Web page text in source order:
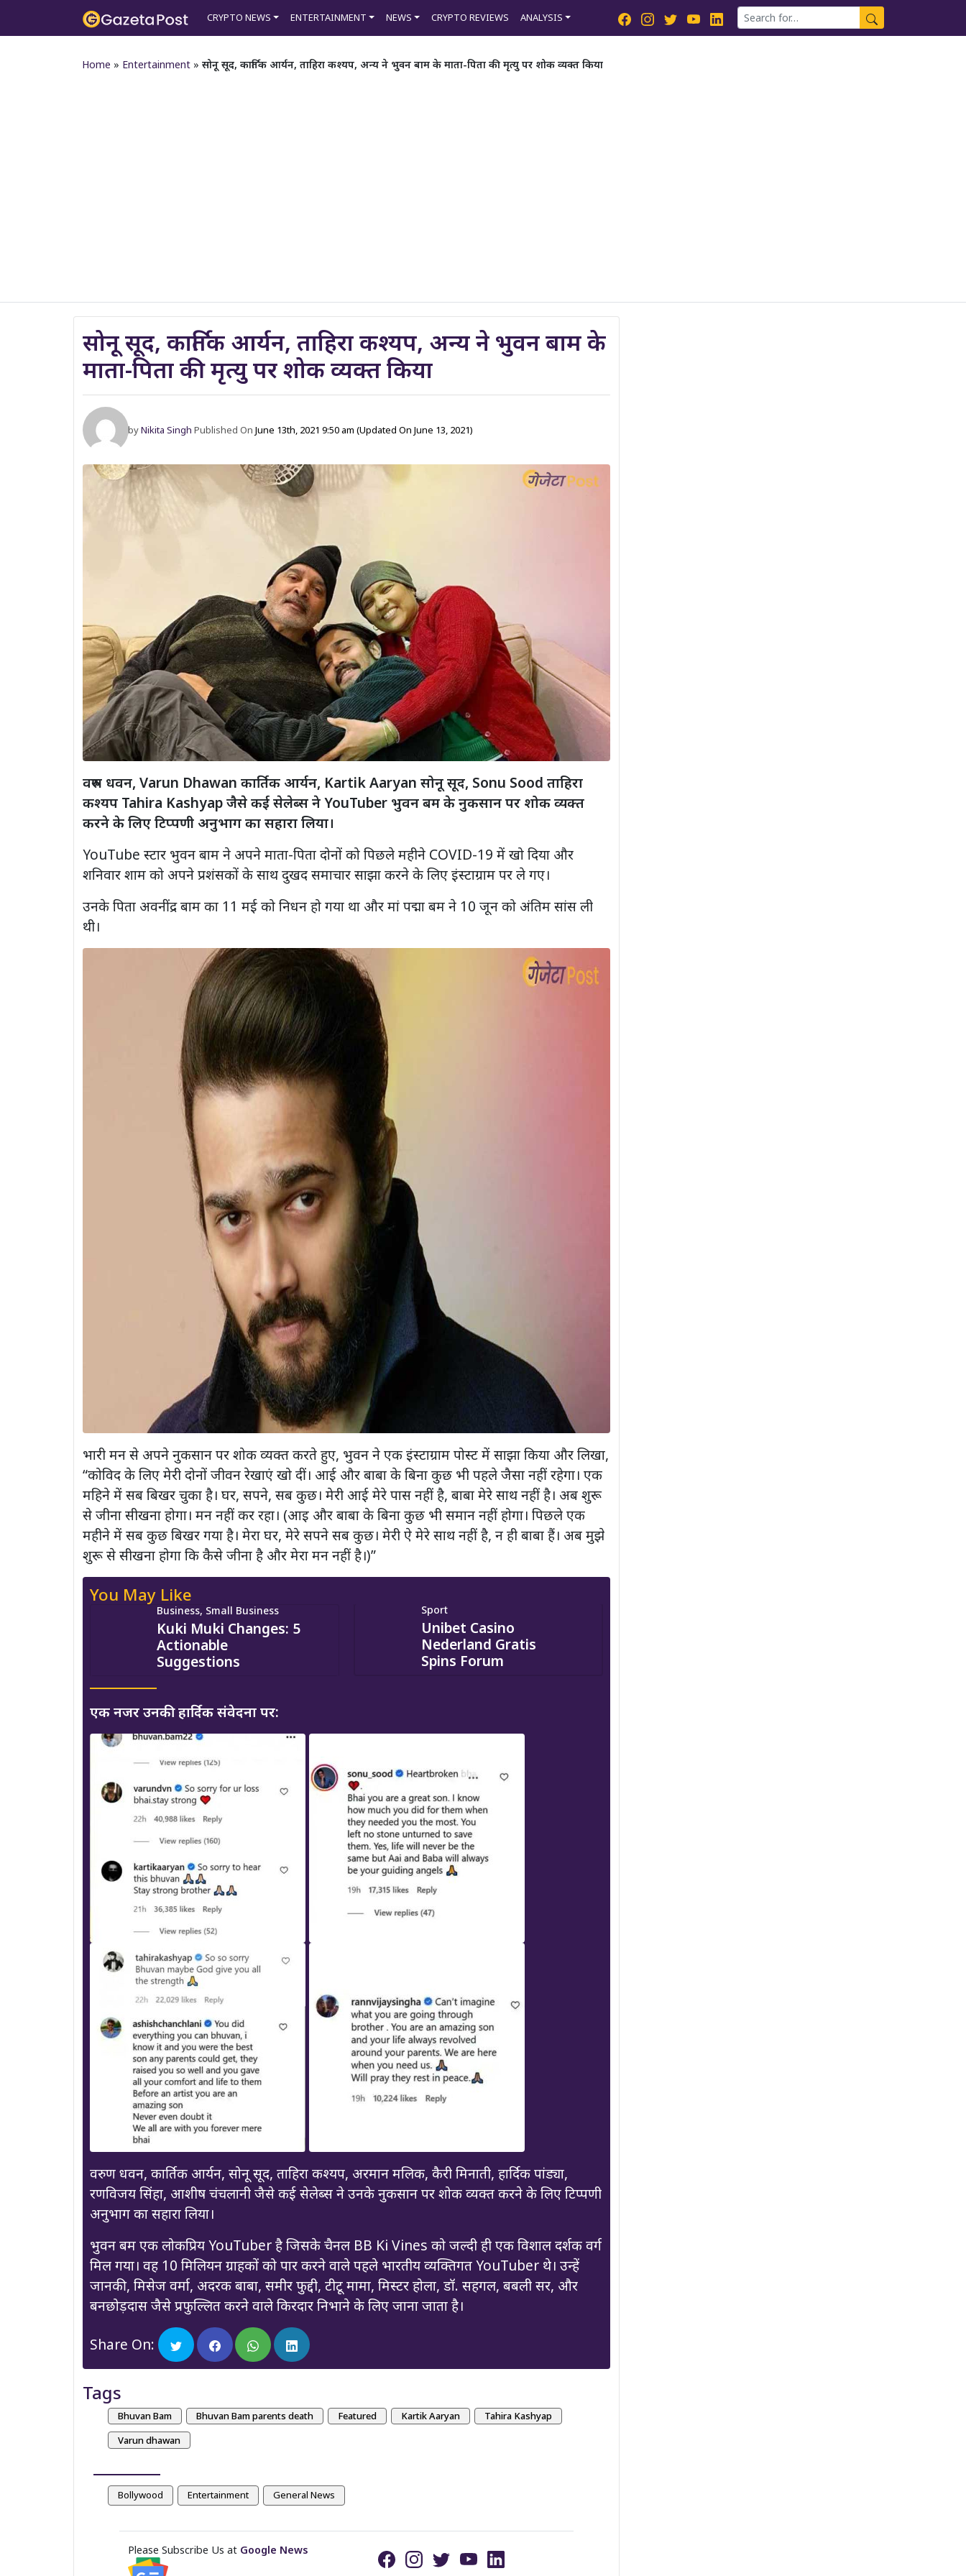
CRYPTO NEWS ENTERTAINMENT NEWS CRYPTO REVIEWS ANALYSIS
Home » Entertainment » सोनू सूद, कार्तिक आर्यन, ताहिरा कश्यप, अन्य ने भुवन बाम के माता-पिता की मृत्यु पर शोक व्यक्त किया
सोनू सूद, कार्तिक आर्यन, ताहिरा कश्यप, अन्य ने भुवन बाम के
माता-पिता की मृत्यु पर शोक व्यक्त किया
byNikita Singh Published OnJune 13th, 2021 9:50 am(Updated On June 13, 2021)
वरुण धवन, Varun Dhawan कार्तिक आर्यन, Kartik Aaryan सोनू सूद, Sonu Sood ताहिरा
कश्यप Tahira Kashyap जैसे कई सेलेब्स ने YouTuber भुवन बम के नुकसान पर शोक व्यक्त
करने के लिए टिप्पणी अनुभाग का सहारा लिया।
YouTube स्टार भुवन बाम ने अपने माता-पिता दोनों को पिछले महीने COVID-19 में खो दिया और
शनिवार शाम को अपने प्रशंसकों के साथ दुखद समाचार साझा करने के लिए इंस्टाग्राम पर ले गए।
उनके पिता अवनींद्र बाम का 11 मई को निधन हो गया था और मां पद्मा बम ने 10 जून को अंतिम सांस ली
थी।
भारी मन से अपने नुकसान पर शोक व्यक्त करते हुए, भुवन ने एक इंस्टाग्राम पोस्ट में साझा किया और लिखा,
“कोविद के लिए मेरी दोनों जीवन रेखाएं खो दीं। आई और बाबा के बिना कुछ भी पहले जैसा नहीं रहेगा। एक
महिने में सब बिखर चुका है। घर, सपने, सब कुछ। मेरी आई मेरे पास नहीं है, बाबा मेरे साथ नहीं है। अब शुरू
से जीना सीखना होगा। मन नहीं कर रहा। (आइ और बाबा के बिना कुछ भी समान नहीं होगा। पिछले एक
महीने में सब कुछ बिखर गया है। मेरा घर, मेरे सपने सब कुछ। मेरी ऐ मेरे साथ नहीं है, न ही बाबा हैं। अब मुझे
शुरू से सीखना होगा कि कैसे जीना है और मेरा मन नहीं है।)”
You May Like
Business, Small Business
Kuki Muki Changes: 5
Actionable
Suggestions
Sport
Unibet Casino
Nederland Gratis
Spins Forum
एक नजर उनकी हार्दिक संवेदना पर:
वरुण धवन, कार्तिक आर्यन, सोनू सूद, ताहिरा कश्यप, अरमान मलिक, कैरी मिनाती, हार्दिक पांड्या,
रणविजय सिंहा, आशीष चंचलानी जैसे कई सेलेब्स ने उनके नुकसान पर शोक व्यक्त करने के लिए टिप्पणी
अनुभाग का सहारा लिया।
भुवन बम एक लोकप्रिय YouTuber है जिसके चैनल BB Ki Vines को जल्दी ही एक विशाल दर्शक वर्ग
मिल गया। वह 10 मिलियन ग्राहकों को पार करने वाले पहले भारतीय व्यक्तिगत YouTuber थे। उन्हें
जानकी, मिसेज वर्मा, अदरक बाबा, समीर फुद्दी, टीटू मामा, मिस्टर होला, डॉ. सहगल, बबली सर, और
बनछोड़दास जैसे प्रफुल्लित करने वाले किरदार निभाने के लिए जाना जाता है।
Share On:
Tags
Bhuvan Bam Bhuvan Bam parents death Featured Kartik Aaryan
Tahira Kashyap
Varun dhawan
Bollywood Entertainment General News
Please Subscribe Us at Google News